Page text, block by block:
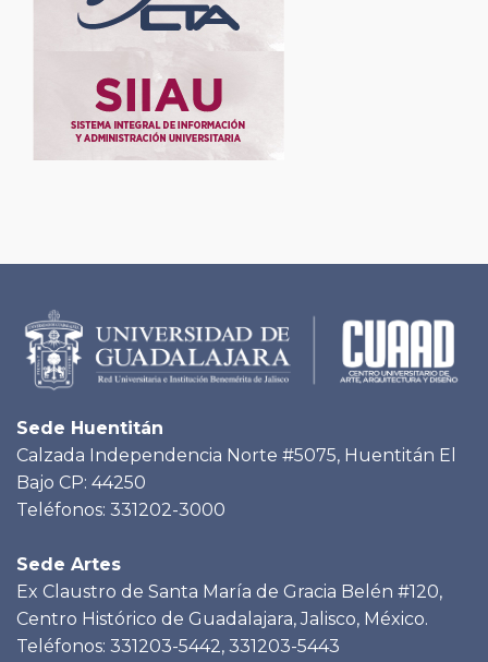
Sede Huentitán
Calzada Independencia Norte #5075, Huentitán El
Bajo CP: 44250
Teléfonos: 331202-3000
Sede Artes
Ex Claustro de Santa María de Gracia Belén #120,
Centro Histórico de Guadalajara, Jalisco, México.
Teléfonos: 331203-5442, 331203-5443